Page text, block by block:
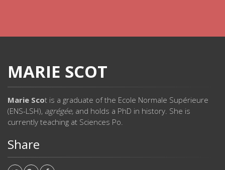
MARIE SCOT
Marie Scot is a graduate of the Ecole Normale Supérieure
(ENS-LSH), agrégée, and holds a PhD in history. She is
currently teaching at Sciences Po.
Share